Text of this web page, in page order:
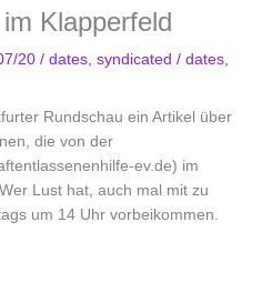
Klapperfeld
20/dates ,syndicated /dates
Rundschau ein Artikel über
die von der
ev.de) im
Lust hat, auch mal mit zu
um 14 Uhr vorbeikommen.